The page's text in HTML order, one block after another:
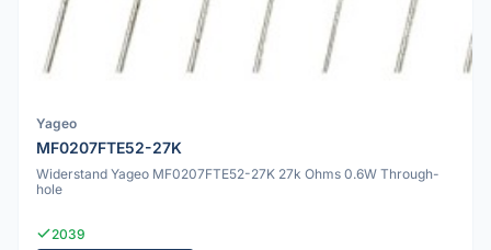
Yageo
MF0207FTE52-27K
Widerstand Yageo MF0207FTE52-27K 27k Ohms 0.6W Through-
hole
2039